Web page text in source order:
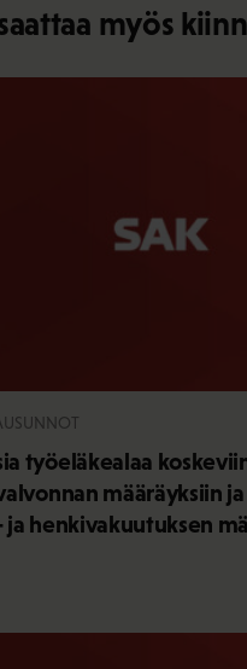
myös
työeläkealaa
määräyksiin
ja henkivakuutuksen